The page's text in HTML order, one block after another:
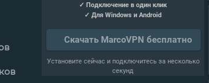
✓ Подключение в один клик
✓ Для Windows и Android
Скачать MarcoVPN бесплатно
Установите сейчас и подключитесь за несколько
секунд